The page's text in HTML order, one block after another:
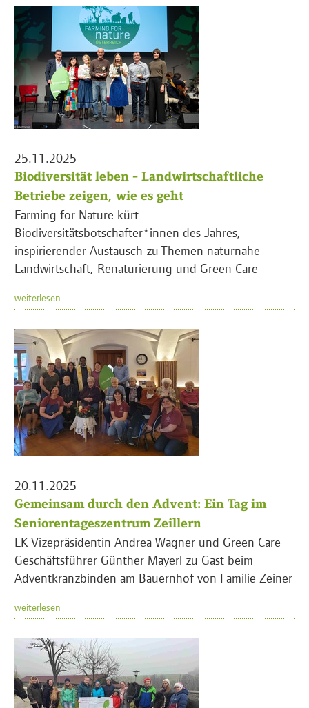
25.11.2025
Biodiversität leben - Landwirtschaftliche
Betriebe zeigen, wie es geht
Farming for Nature kürt
Biodiversitätsbotschafter*innen des Jahres,
inspirierender Austausch zu Themen naturnahe
Landwirtschaft, Renaturierung und Green Care
weiterlesen
20.11.2025
Gemeinsam durch den Advent: Ein Tag im
Seniorentageszentrum Zeillern
LK-Vizepräsidentin Andrea Wagner und Green Care-
Geschäftsführer Günther Mayerl zu Gast beim
Adventkranzbinden am Bauernhof von Familie Zeiner
weiterlesen